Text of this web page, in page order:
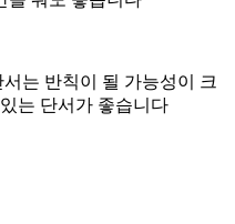
는 반칙이 될 가능성이 크
는 단서가 좋습니다